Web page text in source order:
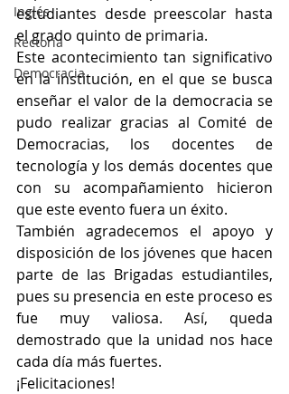
Inglés
Rectoría
Democracia
estudiantes desde preescolar hasta
el grado quinto de primaria.
Este acontecimiento tan significativo
en la institución, en el que se busca
enseñar el valor de la democracia se
pudo realizar gracias al Comité de
Democracias, los docentes de
tecnología y los demás docentes que
con su acompañamiento hicieron
que este evento fuera un éxito.
También agradecemos el apoyo y
disposición de los jóvenes que hacen
parte de las Brigadas estudiantiles,
pues su presencia en este proceso es
fue muy valiosa. Así, queda
demostrado que la unidad nos hace
cada día más fuertes.
¡Felicitaciones!